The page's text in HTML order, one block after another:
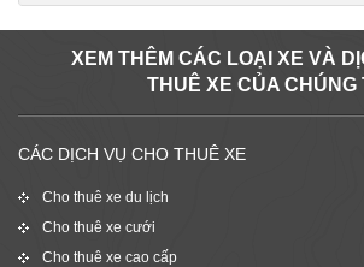
XEM THÊM CÁC LOẠI XE VÀ
THUÊ XE CỦA CHÚNG
CÁC DỊCH VỤ CHO THUÊ XE
Cho thuê xe du lịch
Cho thuê xe cưới
Cho thuê xe cao cấp